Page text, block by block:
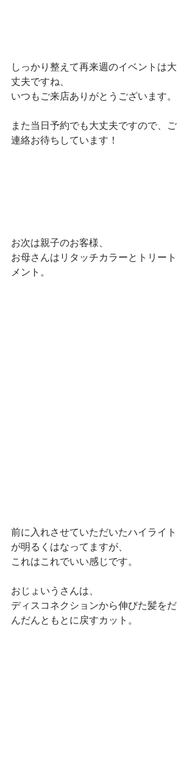
しっかり整えて再来週のイベントは大
丈夫ですね、
いつもご来店ありがとうございます。
また当日予約でも大丈夫ですので、ご
連絡お待ちしています！
お次は親子のお客様、
お母さんはリタッチカラーとトリート
メント。
前に入れさせていただいたハイライト
が明るくはなってますが、
これはこれでいい感じです。
おじょいうさんは、
ディスコネクションから伸びた髪をだ
んだんともとに戻すカット。